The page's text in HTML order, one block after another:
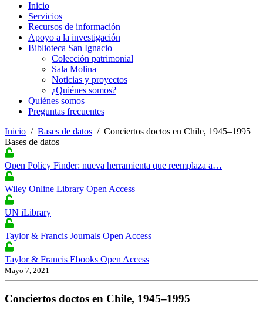
Inicio
Servicios
Recursos de información
Apoyo a la investigación
Biblioteca San Ignacio
Colección patrimonial
Sala Molina
Noticias y proyectos
¿Quiénes somos?
Quiénes somos
Preguntas frecuentes
Inicio / Bases de datos / Conciertos doctos en Chile, 1945–1995
Bases de datos
Open Policy Finder: nueva herramienta que reemplaza a…
Wiley Online Library Open Access
UN iLibrary
Taylor & Francis Journals Open Access
Taylor & Francis Ebooks Open Access
Mayo 7, 2021
Conciertos doctos en Chile, 1945–1995